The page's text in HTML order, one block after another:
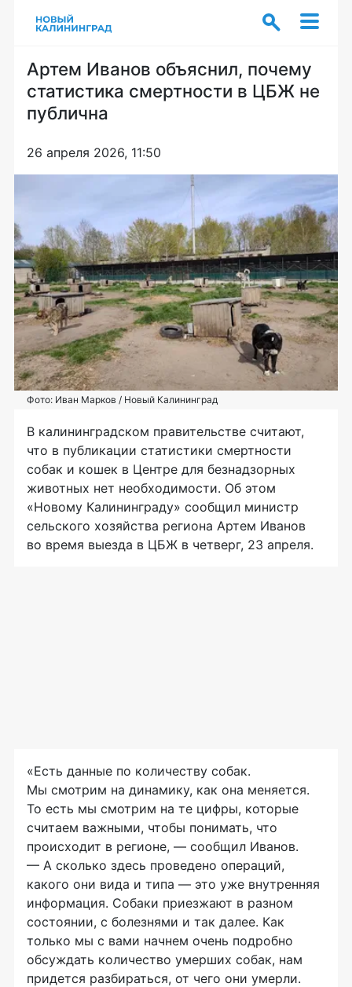
Артем Иванов объяснил, почему
статистика смертности в ЦБЖ не
публична
26 апреля 2026, 11:50
Фото: Иван Марков / Новый Калининград
В калининградском правительстве считают,
что в публикации статистики смертности
собак и кошек в Центре для безнадзорных
животных нет необходимости. Об этом
«Новому Калининграду» сообщил министр
сельского хозяйства региона Артем Иванов
во время выезда в ЦБЖ в четверг, 23 апреля.
«Есть данные по количеству собак.
Мы смотрим на динамику, как она меняется.
То есть мы смотрим на те цифры, которые
считаем важными, чтобы понимать, что
происходит в регионе, — сообщил Иванов.
— А сколько здесь проведено операций,
какого они вида и типа — это уже внутренняя
информация. Собаки приезжают в разном
состоянии, с болезнями и так далее. Как
только мы с вами начнем очень подробно
обсуждать количество умерших собак, нам
придется разбираться, от чего они умерли.